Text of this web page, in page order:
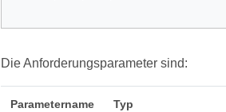
Die Anforderungsparameter sind:
Parametername Typ